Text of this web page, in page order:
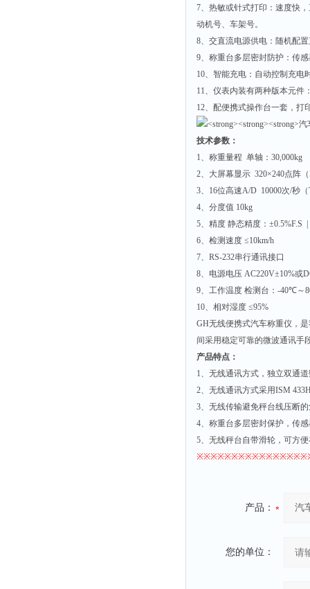
7、热敏或针式打印：速度快
动机号、车架号。
8、交直流电源供电：随机配
9、称重台多层密封防护：传
10、智能充电：自动控制充电
11、仪表内装有两种版本元件
12、配便携式操作台一套，打
技术参数：
1、称重量程 单轴： 30,000kg
2、大屏幕显示 320×240点阵（
3、 16位高速A/D 10000次/秒（
4、分度值 10kg
5、精度 静态精度：±0.5%F.S
6、检测速度 ≤10km/h
7、 RS-232串行通讯接口
8、电源电压 AC220V±10%或
9、工作温度 检测台： -40℃～
10、相对湿度 ≤95%
GH无线便携式汽车称重仪，
间采用稳定可靠的微波通讯手
产品特点：
1、无线通讯方式，独立双通
2、无线通讯方式采用ISM
3、无线传输避免秤台线压断
4、称重台多层密封保护，传
5、无线秤台自带滑轮，可方
产品：
您的单位：